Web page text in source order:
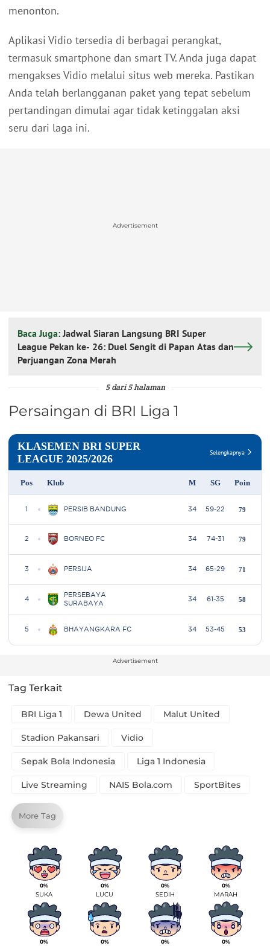
menonton.
Aplikasi Vidio tersedia di berbagai perangkat,
termasuk smartphone dan smart TV. Anda juga dapat
mengakses Vidio melalui situs web mereka. Pastikan
Anda telah berlangganan paket yang tepat sebelum
pertandingan dimulai agar tidak ketinggalan aksi
seru dari laga ini.
Advertisement
Baca Juga:Jadwal Siaran Langsung BRI Super
League Pekan ke- 26: Duel Sengit di Papan Atas dan
Perjuangan Zona Merah
5 dari 5 halaman
Persaingan di BRI Liga 1
Advertisement
Tag Terkait
BRI Liga 1 Dewa United Malut United
Stadion Pakansari Vidio
Sepak Bola Indonesia Liga 1 Indonesia
Live Streaming NAIS Bola.com SportBites
More Tag
0%
SUKA
0%
LUCU
0%
SEDIH
0%
MARAH
0% 0% 0% 0%